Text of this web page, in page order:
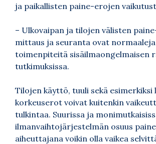
ja paikallisten paine-erojen
– Ulkovaipan ja tilojen välisten
mittaus ja seuranta ovat normaaleja
toimenpiteitä sisäilmaongelmaisen
tutkimuksissa.
Tilojen käyttö, tuuli sekä
korkeuserot voivat kuitenkin
tulkintaa. Suurissa ja
ilmanvaihtojärjestelmän osuus
aiheuttajana voikin olla vaikea